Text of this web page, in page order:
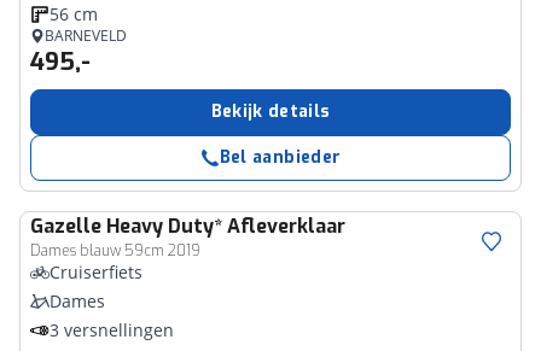
56 cm
BARNEVELD
495,-
Bekijk details
Bel aanbieder
Gazelle Heavy Duty* Afleverklaar
Dames blauw 59cm 2019
Cruiserfiets
Dames
3 versnellingen